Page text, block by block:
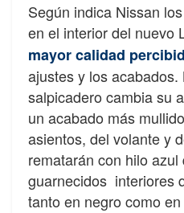
Según indica Nissan
en el interior del nuevo
mayor calidad
ajustes y los
salpicadero cambia su
un acabado más
asientos, del volante y
rematarán con hilo
guarnecidos interiores
tanto en negro como